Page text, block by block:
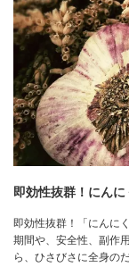
即効性抜群！にんに
即効性抜群！「にんに
期間や、安全性、副作
ら、ひさびさに全身の